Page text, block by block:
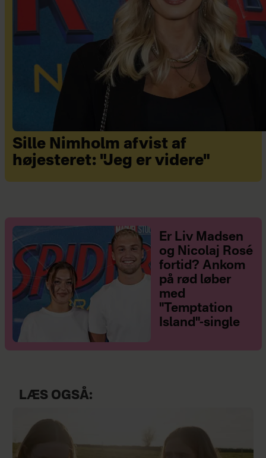
Sille Nimholm afvist af
højesteret: "Jeg er videre"
Er Liv Madsen
og Nicolaj Rosé
fortid? Ankom
på rød løber
med
"Temptation
Island"-single
LÆS OGSÅ: